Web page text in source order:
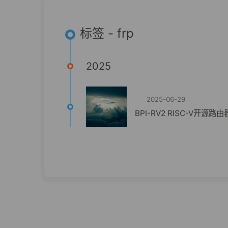
标签 - frp
2025
2025-06-29
BPI-RV2 RISC-V开源路由